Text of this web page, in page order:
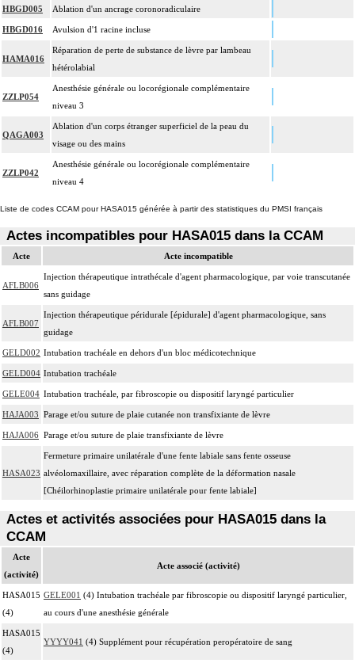
HBGD005 Ablation d'un ancrage coronoradiculaire
HBGD016 Avulsion d'1 racine incluse
HAMA016
Réparation de perte de substance de lèvre par lambeau
hétérolabial
ZZLP054
Anesthésie générale ou locorégionale complémentaire
niveau 3
QAGA003
Ablation d'un corps étranger superficiel de la peau du
visage ou des mains
ZZLP042
Anesthésie générale ou locorégionale complémentaire
niveau 4
Liste de codes CCAM pour HASA015 générée à partir des statistiques du PMSI français
Actes incompatibles pour HASA015 dans la CCAM
Acte Acte incompatible
AFLB006
Injection thérapeutique intrathécale d'agent pharmacologique, par voie transcutanée
sans guidage
AFLB007
Injection thérapeutique péridurale [épidurale] d'agent pharmacologique, sans
guidage
GELD002 Intubation trachéale en dehors d'un bloc médicotechnique
GELD004 Intubation trachéale
GELE004 Intubation trachéale, par fibroscopie ou dispositif laryngé particulier
HAJA003 Parage et/ou suture de plaie cutanée non transfixiante de lèvre
HAJA006 Parage et/ou suture de plaie transfixiante de lèvre
HASA023
Fermeture primaire unilatérale d'une fente labiale sans fente osseuse
alvéolomaxillaire, avec réparation complète de la déformation nasale
[Chéilorhinoplastie primaire unilatérale pour fente labiale]
Actes et activités associées pour HASA015 dans la
CCAM
Acte
(activité)
Acte associé (activité)
HASA015
(4)
GELE001 (4) Intubation trachéale par fibroscopie ou dispositif laryngé particulier,
au cours d'une anesthésie générale
HASA015
(4)
YYYY041 (4) Supplément pour récupération peropératoire de sang